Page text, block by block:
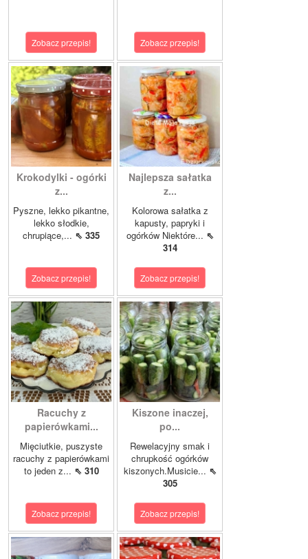
Zobacz przepis! Zobacz przepis!
Krokodylki - ogórki
z...
Pyszne, lekko pikantne,
lekko słodkie,
chrupiące,... ⇖ 335
Zobacz przepis!
Najlepsza sałatka
z...
Kolorowa sałatka z
kapusty, papryki i
ogórków Niektóre... ⇖
314
Zobacz przepis!
Racuchy z
papierówkami...
Mięciutkie, puszyste
racuchy z papierówkami
to jeden z... ⇖ 310
Zobacz przepis!
Kiszone inaczej,
po...
Rewelacyjny smak i
chrupkość ogórków
kiszonych.Musicie... ⇖
305
Zobacz przepis!